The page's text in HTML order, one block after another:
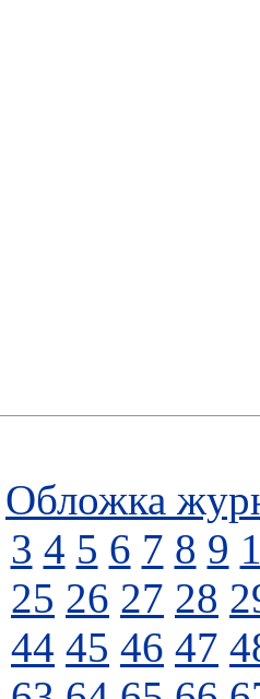
Обложка
3 4 5 6 7 8 9
25 26 27 28
44 45 46 47